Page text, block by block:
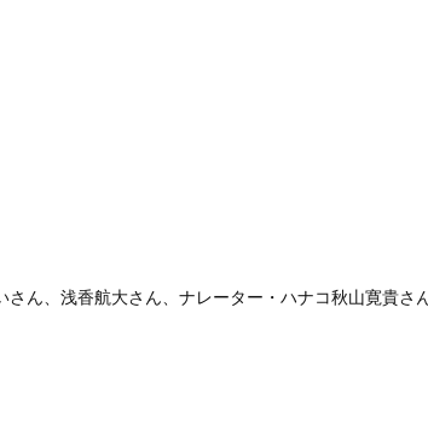
ん、浅香航大さん、ナレーター・ハナコ秋山寛貴さ